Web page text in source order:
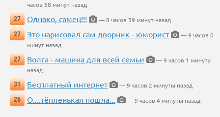
часов 58 минут назад
27
Однако, самец!!!
— 8 часов 59 минут назад
27
Это нарисовал сам дворник - юморист
— 9 часов 0
минут назад
27
Волга - машина для всей семьи
— 9 часов 1 минуту
назад
31
Бесплатный интернет
— 9 часов 2 минуты назад
26
О....тёпленькая пошла... — 9 часов 4 минуты назад